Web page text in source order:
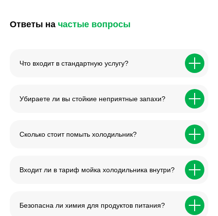
Ответы на частые вопросы
Что входит в стандартную услугу?
Убираете ли вы стойкие неприятные запахи?
Сколько стоит помыть холодильник?
Входит ли в тариф мойка холодильника внутри?
Безопасна ли химия для продуктов питания?